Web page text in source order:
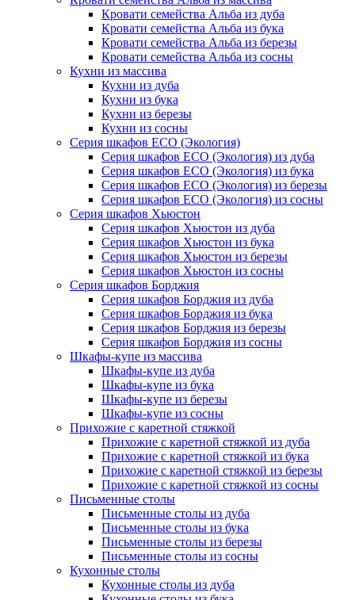
Кровати семейства Альба из дуба
Кровати семейства Альба из бука
Кровати семейства Альба из березы
Кровати семейства Альба из сосны
Кухни из массива
Кухни из дуба
Кухни из бука
Кухни из березы
Кухни из сосны
Серия шкафов ECO (Экология)
Серия шкафов ECO (Экология) из дуба
Серия шкафов ECO (Экология) из бука
Серия шкафов ECO (Экология) из березы
Серия шкафов ECO (Экология) из сосны
Серия шкафов Хьюстон
Серия шкафов Хьюстон из дуба
Серия шкафов Хьюстон из бука
Серия шкафов Хьюстон из березы
Серия шкафов Хьюстон из сосны
Серия шкафов Борджия
Серия шкафов Борджия из дуба
Серия шкафов Борджия из бука
Серия шкафов Борджия из березы
Серия шкафов Борджия из сосны
Шкафы-купе из массива
Шкафы-купе из дуба
Шкафы-купе из бука
Шкафы-купе из березы
Шкафы-купе из сосны
Прихожие с каретной стяжкой
Прихожие с каретной стяжкой из дуба
Прихожие с каретной стяжкой из бука
Прихожие с каретной стяжкой из березы
Прихожие с каретной стяжкой из сосны
Письменные столы
Письменные столы из дуба
Письменные столы из бука
Письменные столы из березы
Письменные столы из сосны
Кухонные столы
Кухонные столы из дуба